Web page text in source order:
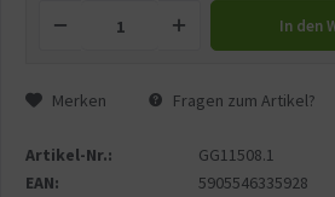
In den
Merken Fragen zum Artikel?
Artikel-Nr.:
GG11508.1
EAN:
5905546335928